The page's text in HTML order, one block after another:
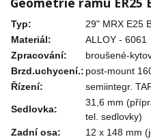
Typ:
29" MRX E25
Materiál:
ALLOY - 6061
Zpracování:
broušené-
Brzd.uchycení.: post-mount
Řízení:
semiintegr.
Sedlovka:
31,6 mm
tel. sedlovky)
Zadní osa:
12 x 148 mm